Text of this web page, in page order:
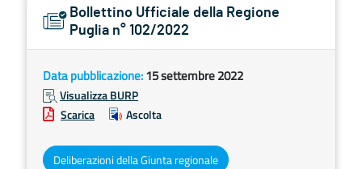
Bollettino Ufficiale della Regione
Puglia n° 102/2022
Data pubblicazione:15 settembre 2022
Visualizza BURP
Scarica
Ascolta
Deliberazioni della Giunta regionale